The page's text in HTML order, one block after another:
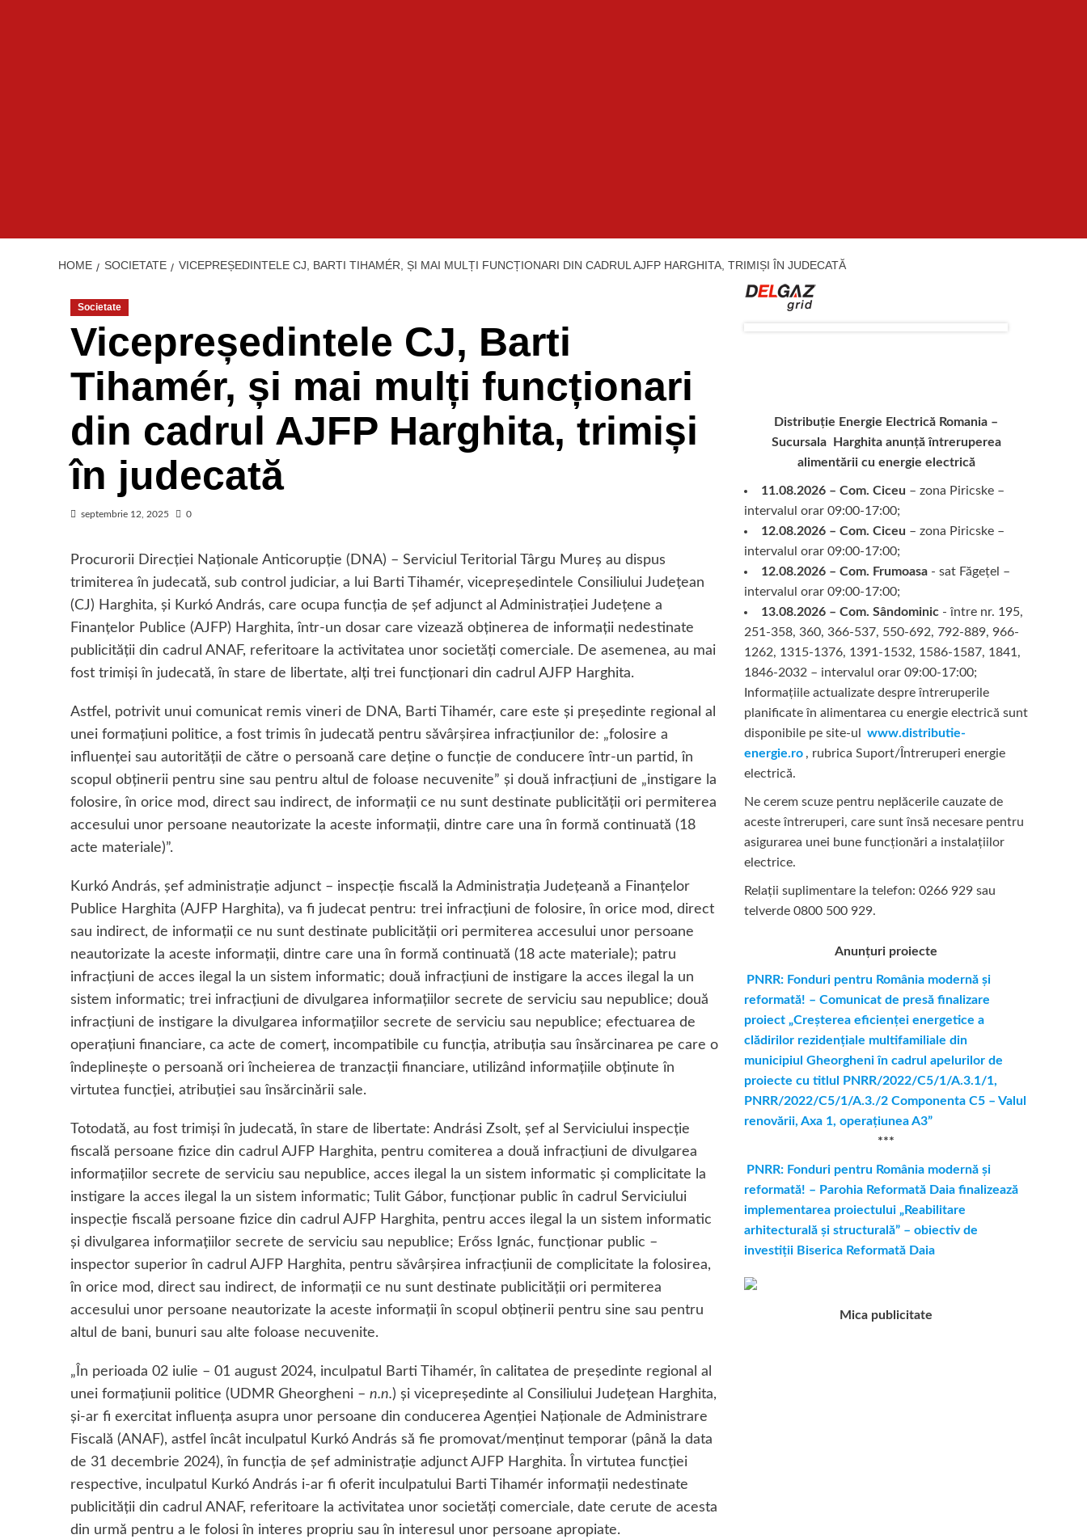
HOME SOCIETATE VICEPREȘEDINTELE CJ, BARTI TIHAMÉR, ȘI MAI MULȚI FUNCȚIONARI DIN CADRUL AJFP HARGHITA, TRIMIȘI ÎN JUDECATĂ
Societate
Vicepreședintele CJ, Barti
Tihamér, și mai mulți funcționari
din cadrul AJFP Harghita, trimiși
în judecată
septembrie 12, 2025 0
Procurorii Direcției Naționale Anticorupție (DNA) – Serviciul Teritorial Târgu Mureș au dispus
trimiterea în judecată, sub control judiciar, a lui Barti Tihamér, vicepreședintele Consiliului Județean
(CJ) Harghita, și Kurkó András, care ocupa funcţia de şef adjunct al Administrației Județene a
Finanțelor Publice (AJFP) Harghita, într-un dosar care vizează obţinerea de informaţii nedestinate
publicităţii din cadrul ANAF, referitoare la activitatea unor societăți comerciale. De asemenea, au mai
fost trimiși în judecată, în stare de libertate, alți trei funcționari din cadrul AJFP Harghita.
Astfel, potrivit unui comunicat remis vineri de DNA, Barti Tihamér, care este și președinte regional al
unei formațiuni politice, a fost trimis în judecată pentru săvârșirea infracțiunilor de: „folosire a
influenței sau autorității de către o persoană care deține o funcție de conducere într-un partid, în
scopul obținerii pentru sine sau pentru altul de foloase necuvenite” și două infracțiuni de „instigare la
folosire, în orice mod, direct sau indirect, de informații ce nu sunt destinate publicității ori permiterea
accesului unor persoane neautorizate la aceste informații, dintre care una în formă continuată (18
acte materiale)”.
Kurkó András, șef administrație adjunct – inspecție fiscală la Administrația Județeană a Finanțelor
Publice Harghita (AJFP Harghita), va fi judecat pentru: trei infracțiuni de folosire, în orice mod, direct
sau indirect, de informații ce nu sunt destinate publicității ori permiterea accesului unor persoane
neautorizate la aceste informații, dintre care una în formă continuată (18 acte materiale); patru
infracțiuni de acces ilegal la un sistem informatic; două infracțiuni de instigare la acces ilegal la un
sistem informatic; trei infracțiuni de divulgarea informațiilor secrete de serviciu sau nepublice; două
infracțiuni de instigare la divulgarea informațiilor secrete de serviciu sau nepublice; efectuarea de
operațiuni financiare, ca acte de comerț, incompatibile cu funcția, atribuția sau însărcinarea pe care o
îndeplinește o persoană ori încheierea de tranzacții financiare, utilizând informațiile obținute în
virtutea funcției, atribuției sau însărcinării sale.
Totodată, au fost trimiși în judecată, în stare de libertate: Andrási Zsolt, șef al Serviciului inspecție
fiscală persoane fizice din cadrul AJFP Harghita, pentru comiterea a două infracțiuni de divulgarea
informațiilor secrete de serviciu sau nepublice, acces ilegal la un sistem informatic și complicitate la
instigare la acces ilegal la un sistem informatic; Tulit Gábor, funcționar public în cadrul Serviciului
inspecție fiscală persoane fizice din cadrul AJFP Harghita, pentru acces ilegal la un sistem informatic
și divulgarea informațiilor secrete de serviciu sau nepublice; Erőss Ignác, funcționar public –
inspector superior în cadrul AJFP Harghita, pentru săvârșirea infracțiunii de complicitate la folosirea,
în orice mod, direct sau indirect, de informații ce nu sunt destinate publicității ori permiterea
accesului unor persoane neautorizate la aceste informații în scopul obținerii pentru sine sau pentru
altul de bani, bunuri sau alte foloase necuvenite.
„În perioada 02 iulie – 01 august 2024, inculpatul Barti Tihamér, în calitatea de președinte regional al
unei formațiunii politice (UDMR Gheorgheni – n.n.) și vicepreședinte al Consiliului Județean Harghita,
și-ar fi exercitat influența asupra unor persoane din conducerea Agenției Naționale de Administrare
Fiscală (ANAF), astfel încât inculpatul Kurkó András să fie promovat/menținut temporar (până la data
de 31 decembrie 2024), în funcția de șef administrație adjunct AJFP Harghita. În virtutea funcției
respective, inculpatul Kurkó András i-ar fi oferit inculpatului Barti Tihamér informații nedestinate
publicității din cadrul ANAF, referitoare la activitatea unor societăți comerciale, date cerute de acesta
din urmă pentru a le folosi în interes propriu sau în interesul unor persoane apropiate.
Distribuție Energie Electrică Romania –
Sucursala Harghita anunță întreruperea
alimentării cu energie electrică
11.08.2026 – Com. Ciceu – zona Piricske –
intervalul orar 09:00-17:00;
12.08.2026 – Com. Ciceu – zona Piricske –
intervalul orar 09:00-17:00;
12.08.2026 – Com. Frumoasa- sat Făgețel –
intervalul orar 09:00-17:00;
13.08.2026 – Com. Sândominic- între nr. 195,
251-358, 360, 366-537, 550-692, 792-889, 966-
1262, 1315-1376, 1391-1532, 1586-1587, 1841,
1846-2032 – intervalul orar 09:00-17:00;
Informațiile actualizate despre întreruperile
planificate în alimentarea cu energie electrică sunt
disponibile pe site-ul
www.distributie-
energie.ro , rubrica Suport/Întreruperi energie
electrică.
Ne cerem scuze pentru neplăcerile cauzate de
aceste întreruperi, care sunt însă necesare pentru
asigurarea unei bune funcționări a instalațiilor
electrice.
Relații suplimentare la tel efon: 0266 929 sau
telverde 0800 500 929.
Anunțuri proiecte
PNRR: Fonduri pentru România modernă şi
reformată! – Comunicat de presă finalizare
proiect „Creşterea eficienţei energetice a
clădirilor rezidenţiale multifamiliale din
municipiul Gheorgheni în cadrul apelurilor de
proiecte cu titlul PNRR/2022/C5/1/A.3.1/1,
PNRR/2022/C5/1/A.3./2 Componenta C5 – Valul
renovării, Axa 1, operaţiunea A3”
***
PNRR: Fonduri pentru România modernă și
reformată! – Parohia Reformată Daia finalizează
implementarea proiectului „Reabilitare
arhitecturală și structurală” – obiectiv de
investiții Biserica Reformată Daia
Mica publicitate